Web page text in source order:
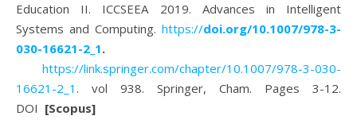
Education II. ICCSEEA 2019. Advances in Intelligent
Systems and Computing. https://doi.org/10.1007/978-3-
030-16621-2_1.
https://link.springer.com/chapter/10.1007/978-3-030-
16621-2_1 . vol 938. Springer, Cham. Pages 3-12.
DOI [Scopus]